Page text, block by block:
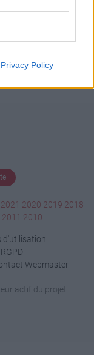
Privacy Policy
2021 2020 2019 2018
2011 2010
d'utilisation
Webmaster
actif du projet